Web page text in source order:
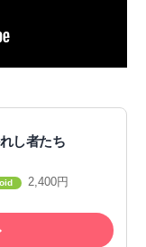
し者たち
2,400円